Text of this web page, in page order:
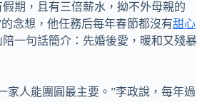
期，且有三倍薪水，拗不外母親的
念想，他任務后每年春節都沒有甜心
一句話簡介：先婚後愛，暖和又殘暴
家人能團圓最主要。”李政說，每年過